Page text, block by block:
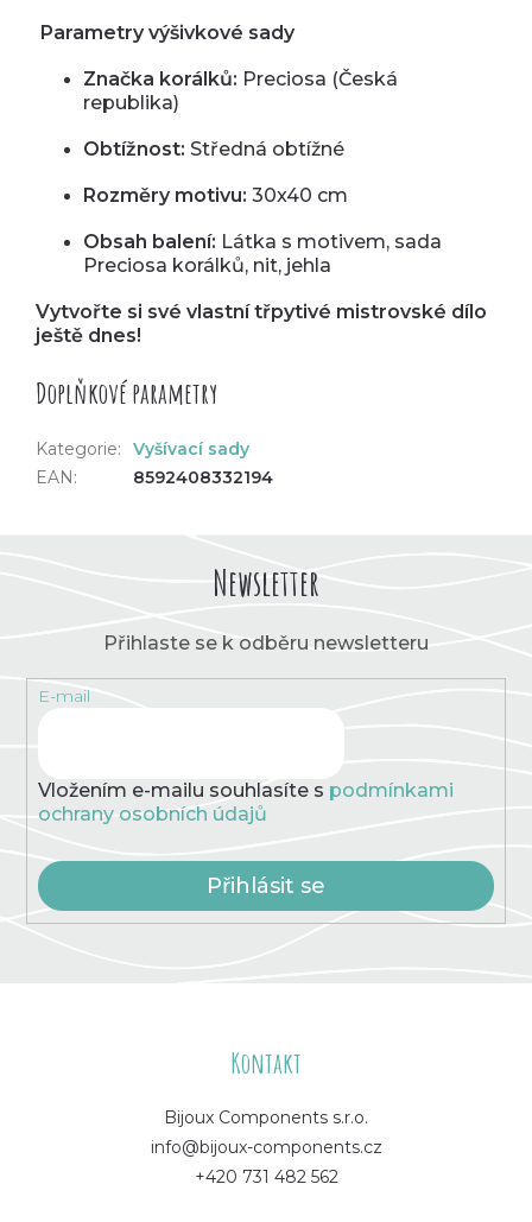
Parametry výšivkové sady
Značka korálků: Preciosa (Česká
republika)
Obtížnost: Středná obtížné
Rozměry motivu: 30x40 cm
Obsah balení: Látka s motivem, sada
Preciosa korálků, nit, jehla
Vytvořte si své vlastní třpytivé mistrovské dílo
ještě dnes!
Doplňkové parametry
Kategorie:
Vyšívací sady
EAN: 8592408332194
Newsletter
Přihlaste se k odběru newsletteru
E-mail
Vložením e-mailu souhlasíte s podmínkami
ochrany osobních údajů
Přihlásit se
Kontakt
Bijoux Components s.r.o.
info@bijoux-components.cz
+420 731 482 562